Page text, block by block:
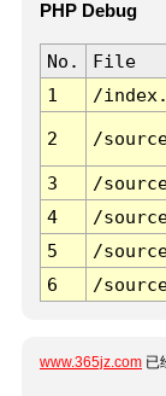
PHP Debug
No. File
1
/
2 /
3 /
4
/
5
/
6
/
www.365jz.com 已